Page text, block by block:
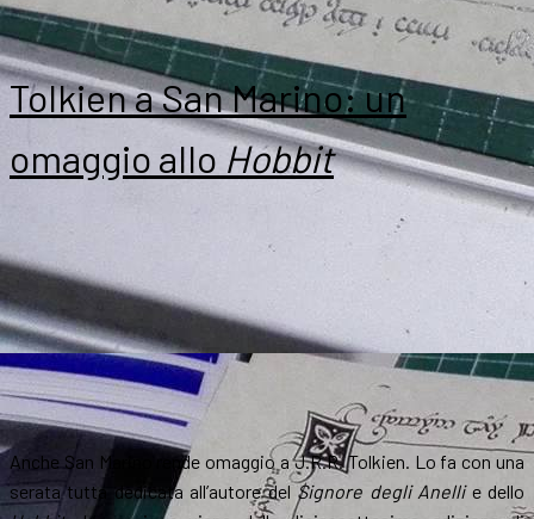
Tolkien a San Marino: un
omaggio allo Hobbit
Anche San Marino rende omaggio a J.R.R. Tolkien. Lo fa con una
serata tutta dedicata all’autore delSignore degli Anellie dello